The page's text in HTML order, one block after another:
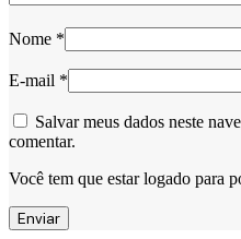
Nome *
E-mail *
Salvar meus dados neste
comentar.
Você tem que estar logado para